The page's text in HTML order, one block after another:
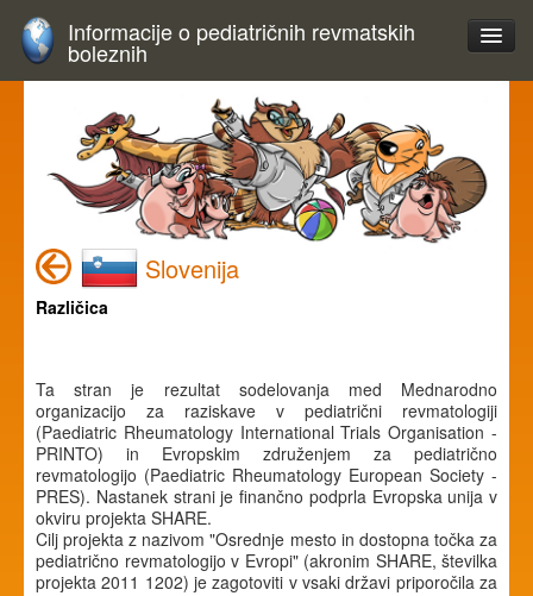
Informacije o pediatričnih revmatskih
boleznih
Slovenija
Različica
Ta stran je rezultat sodelovanja med Mednarodno
organizacijo za raziskave v pediatrični revmatologiji
(Paediatric Rheumatology International Trials Organisation -
PRINTO) in Evropskim združenjem za pediatrično
revmatologijo (Paediatric Rheumatology European Society -
PRES). Nastanek strani je finančno podprla Evropska unija v
okviru projekta SHARE.
Cilj projekta z nazivom "Osrednje mesto in dostopna točka za
pediatrično revmatologijo v Evropi" (akronim SHARE, številka
projekta 2011 1202) je zagotoviti v vsaki državi priporočila za